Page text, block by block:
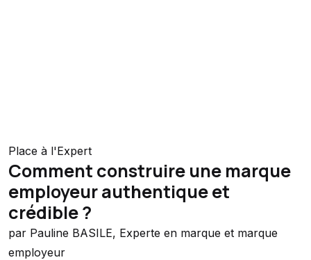
Place à l'Expert
Comment construire une marque
employeur authentique et
crédible ?
par Pauline BASILE, Experte en marque et marque
employeur